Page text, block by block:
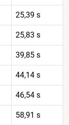
25,39 s
25,83 s
39,85 s
44,14 s
46,54 s
58,91 s